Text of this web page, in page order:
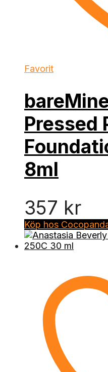
Favorit
Pressed
8ml
357 kr
Köp hos